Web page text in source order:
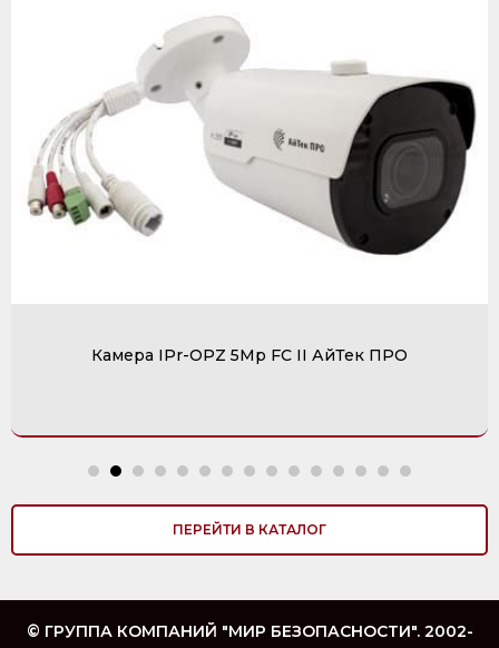
Камера IPr-OPZ 5Mp FC II АйТек ПРО
ПЕРЕЙТИ В КАТАЛОГ
© ГРУППА КОМПАНИЙ "МИР БЕЗОПАСНОСТИ". 2002-